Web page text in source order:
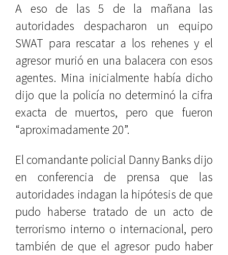
A eso de las 5 de la mañana las
autoridades despacharon un equipo
SWAT para rescatar a los rehenes y el
agresor murió en una balacera con esos
agentes. Mina inicialmente había dicho
dijo que la policía no determinó la cifra
exacta de muertos, pero que fueron
“aproximadamente 20”.
El comandante policial Danny Banks dijo
en conferencia de prensa que las
autoridades indagan la hipótesis de que
pudo haberse tratado de un acto de
terrorismo interno o internacional, pero
también de que el agresor pudo haber